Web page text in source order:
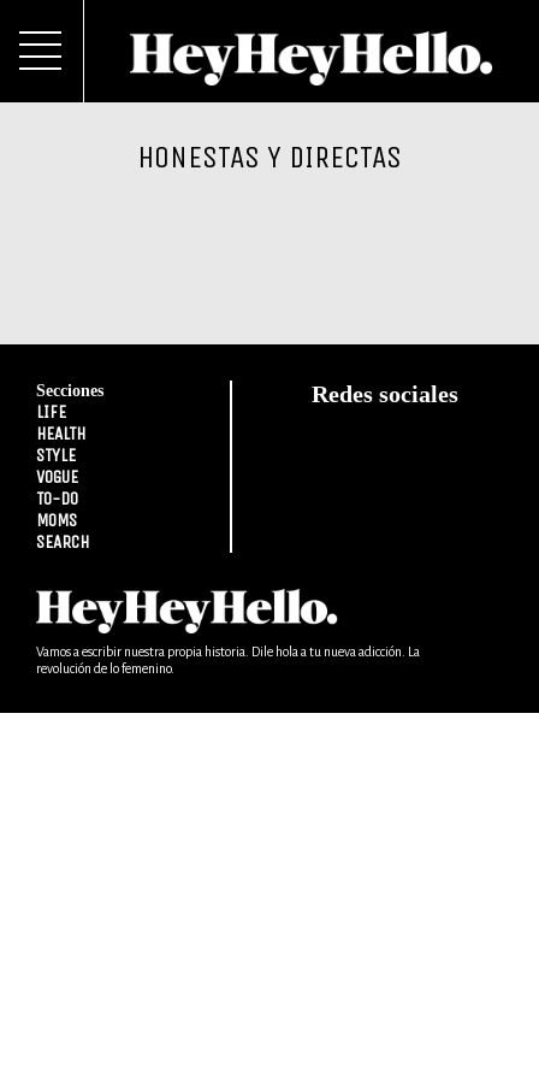
HONESTAS Y DIRECTAS
Secciones
LIFE
HEALTH
STYLE
VOGUE
TO-DO
MOMS
SEARCH
Redes sociales
Vamos a escribir nuestra propia historia. Dile hola a tu nueva adicción. La
revolución de lo femenino.